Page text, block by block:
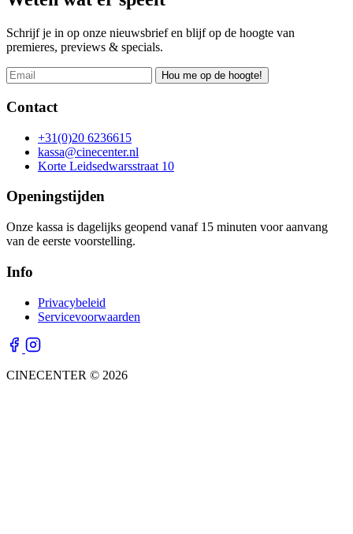
Schrijf je in op onze nieuwsbrief en blijf op de hoogte van
premieres, previews & specials.
Hou me op de hoogte!
Contact
+31(0)20 6236615
kassa@cinecenter.nl
Korte Leidsedwarsstraat 10
Openingstijden
Onze kassa is dagelijks geopend vanaf 15 minuten voor aanvang
van de eerste voorstelling.
Info
Privacybeleid
Servicevoorwaarden
CINECENTER © 2026